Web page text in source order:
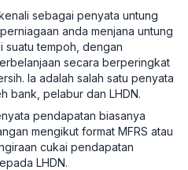
sebagai penyata untung
anda menjana untung
suatu tempoh, dengan
secara berperingkat
Ia adalah salah satu penyata
bank, pelabur dan LHDN.
pendapatan biasanya
mengikut format MFRS atau
cukai pendapatan
LHDN.